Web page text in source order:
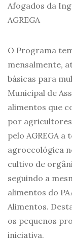
Afogados da
AGREGA
O Programa
mensalmente,
básicas para
Municipal de
alimentos que
por agricultores
pelo AGREGA
agroecológica
cultivo de
seguindo a
alimentos do
Alimentos.
os pequenos
iniciativa.